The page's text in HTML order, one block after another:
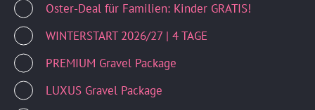
Oster-Deal für Familien: Kinder GRATIS!
WINTERSTART 2026/27 | 4 TAGE
PREMIUM Gravel Package
LUXUS Gravel Package